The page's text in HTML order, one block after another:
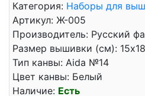
Категория: Наборы для
Артикул: Ж-005
Производитель: Русский
Размер вышивки (см): 15x18
Тип канвы: Aida №14
Цвет канвы: Белый
Наличие: Есть